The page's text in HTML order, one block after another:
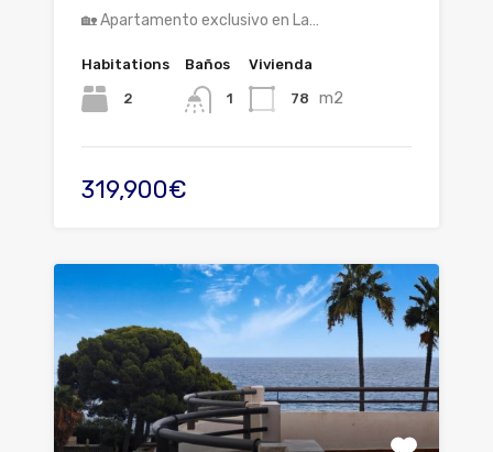
🏡 Apartamento exclusivo en La…
Habitations
2
Baños
1
Vivienda
78 m2
319,900€